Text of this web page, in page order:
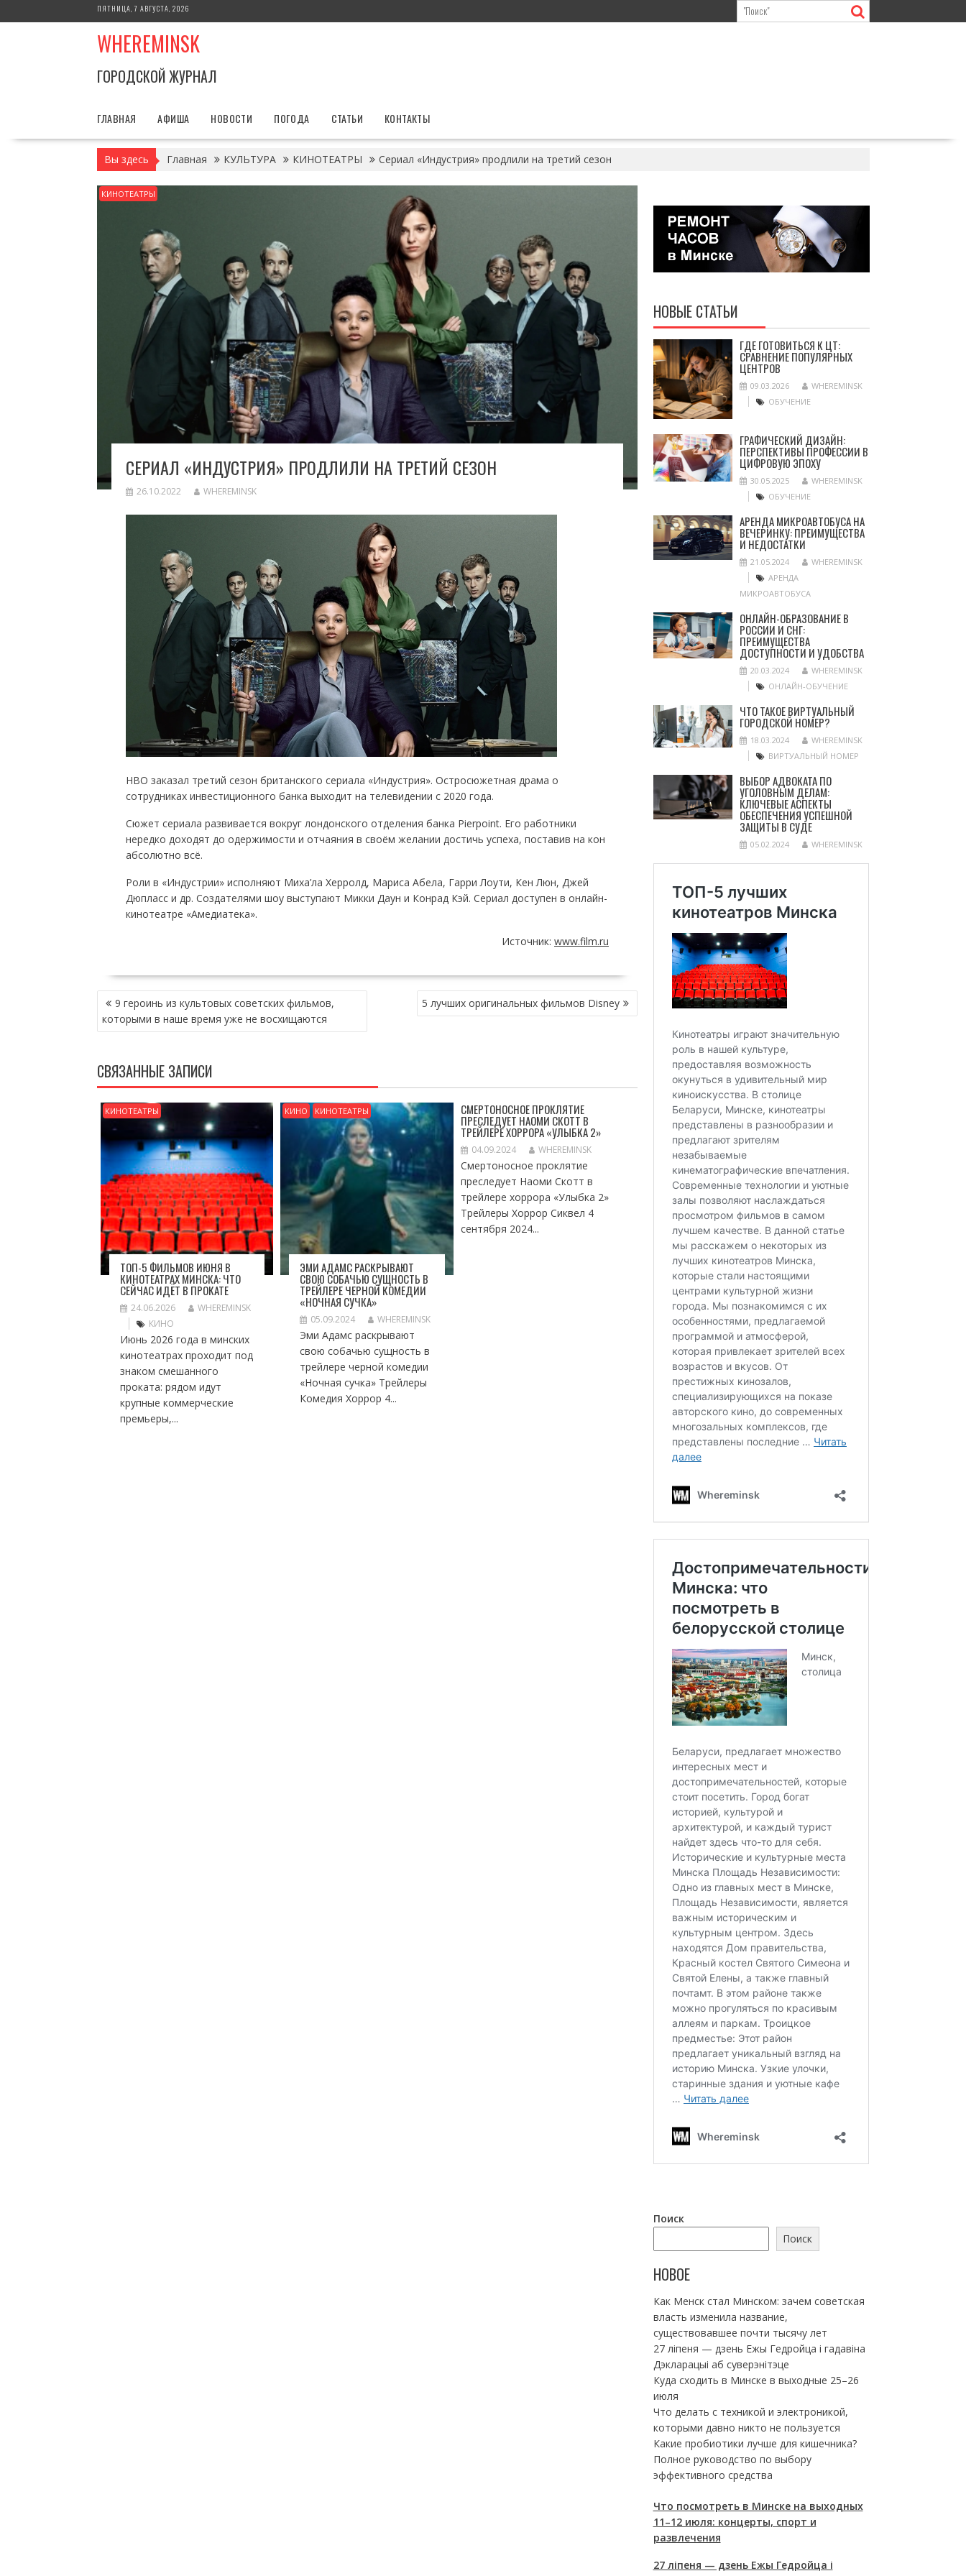
к
ПЯТНИЦА, 7 АВГУСТА, 2026
WHEREMINSK
ГОРОДСКОЙ ЖУРНАЛ
ГЛАВНАЯ АФИША НОВОСТИ ПОГОДА СТАТЬИ КОНТАКТЫ
Вы здесь Главная КУЛЬТУРА КИНОТЕАТРЫ Сериал «Индустрия» продлили на третий сезон
КИНОТЕАТРЫ
СЕРИАЛ «ИНДУСТРИЯ» ПРОДЛИЛИ НА ТРЕТИЙ СЕЗОН
26.10.2022 WHEREMINSK
HBO заказал третий сезон британского сериала «Индустрия». Остросюжетная драма о
сотрудниках инвестиционного банка выходит на телевидении с 2020 года.
Сюжет сериала развивается вокруг лондонского отделения банка Pierpoint. Его работники
нередко доходят до одержимости и отчаяния в своём желании достичь успеха, поставив на кон
абсолютно всё.
Роли в «Индустрии» исполняют Миха’ла Херролд, Мариса Абела, Гарри Лоути, Кен Люн, Джей
Дюпласс и др. Создателями шоу выступают Микки Даун и Конрад Кэй. Сериал доступен в онлайн-
кинотеатре «Амедиатека».
Источник: www.film.ru
НАВИГАЦИЯ
ПО
ЗАПИСЯМ
9 героинь из культовых советских фильмов,
которыми в наше время уже не восхищаются
5 лучших оригинальных фильмов Disney
СВЯЗАННЫЕ ЗАПИСИ
КИНОТЕАТРЫ
ТОП-5 ФИЛЬМОВ ИЮНЯ В
КИНОТЕАТРАХ МИНСКА: ЧТО
СЕЙЧАС ИДЁТ В ПРОКАТЕ
24.06.2026
WHEREMINSK
КИНО
Июнь 2026 года в минских
кинотеатрах проходит под
знаком смешанного
проката: рядом идут
крупные коммерческие
премьеры,...
КИНО КИНОТЕАТРЫ
ЭМИ АДАМС РАСКРЫВАЮТ
СВОЮ СОБАЧЬЮ СУЩНОСТЬ В
ТРЕЙЛЕРЕ ЧЕРНОЙ КОМЕДИИ
«НОЧНАЯ СУЧКА»
05.09.2024 WHEREMINSK
Эми Адамс раскрывают
свою собачью сущность в
трейлере черной комедии
«Ночная сучка» Трейлеры
Комедия Хоррор 4...
СМЕРТОНОСНОЕ ПРОКЛЯТИЕ
ПРЕСЛЕДУЕТ НАОМИ СКОТТ В
ТРЕЙЛЕРЕ ХОРРОРА «УЛЫБКА 2»
04.09.2024 WHEREMINSK
Смертоносное проклятие
преследует Наоми Скотт в
трейлере хоррора «Улыбка 2»
Трейлеры Хоррор Сиквел 4
сентября 2024...
НОВЫЕ СТАТЬИ
ГДЕ ГОТОВИТЬСЯ К ЦТ:
СРАВНЕНИЕ ПОПУЛЯРНЫХ
ЦЕНТРОВ
09.03.2026
WHEREMINSK
ОБУЧЕНИЕ
ГРАФИЧЕСКИЙ ДИЗАЙН:
ПЕРСПЕКТИВЫ ПРОФЕССИИ В
ЦИФРОВУЮ ЭПОХУ
30.05.2025
WHEREMINSK
ОБУЧЕНИЕ
АРЕНДА МИКРОАВТОБУСА НА
ВЕЧЕРИНКУ: ПРЕИМУЩЕСТВА
И НЕДОСТАТКИ
21.05.2024
WHEREMINSK
АРЕНДА
МИКРОАВТОБУСА
ОНЛАЙН-ОБРАЗОВАНИЕ В
РОССИИ И СНГ:
ПРЕИМУЩЕСТВА
ДОСТУПНОСТИ И УДОБСТВА
20.03.2024
WHEREMINSK
ОНЛАЙН-ОБУЧЕНИЕ
ЧТО ТАКОЕ ВИРТУАЛЬНЫЙ
ГОРОДСКОЙ НОМЕР?
18.03.2024
WHEREMINSK
ВИРТУАЛЬНЫЙ НОМЕР
ВЫБОР АДВОКАТА ПО
УГОЛОВНЫМ ДЕЛАМ:
КЛЮЧЕВЫЕ АСПЕКТЫ
ОБЕСПЕЧЕНИЯ УСПЕШНОЙ
ЗАЩИТЫ В СУДЕ
05.02.2024 WHEREMINSK
Поиск
Поиск
НОВОЕ
Как Менск стал Минском: зачем советская
власть изменила название,
существовавшее почти тысячу лет
27 ліпеня — дзень Ежы Гедройца і гадавіна
Дэкларацыі аб суверэнітэце
Куда сходить в Минске в выходные 25–26
июля
Что делать с техникой и электроникой,
которыми давно никто не пользуется
Какие пробиотики лучше для кишечника?
Полное руководство по выбору
эффективного средства
Что посмотреть в Минске на выходных
11–12 июля: концерты, спорт и
развлечения
27 ліпеня — дзень Ежы Гедройца і